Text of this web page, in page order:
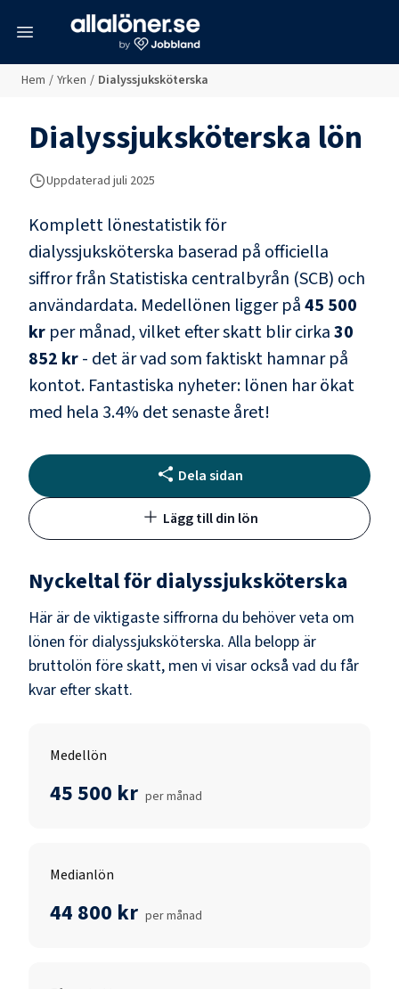
Hem / Yrken / Dialyssjuksköterska
Dialyssjuksköterska lön
Uppdaterad juli 2025
Komplett lönestatistik för
dialyssjuksköterska baserad på officiella
siffror från Statistiska centralbyrån (SCB) och
användardata. Medellönen ligger på45 500
kr per månad, vilket efter skatt blir cirka30
852 kr- det är vad som faktiskt hamnar på
kontot. Fantastiska nyheter: lönen har ökat
med hela 3.4% det senaste året!
Dela sidan
Lägg till din lön
Nyckeltal fördialyssjuksköterska
Här är de viktigaste siffrorna du behöver veta om
lönen för dialyssjuksköterska. Alla belopp är
bruttolön före skatt, men vi visar också vad du får
kvar efter skatt.
Medellön
45 500 kr per månad
Medianlön
44 800 kr per månad